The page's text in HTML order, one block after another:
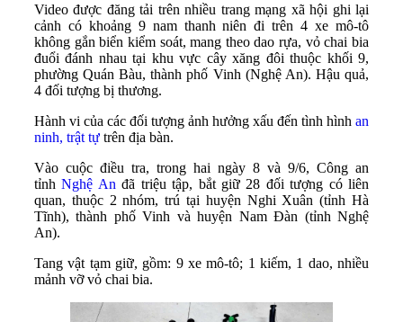
Video được đăng tải trên nhiều trang mạng xã hội ghi lại
cảnh có khoảng 9 nam thanh niên đi trên 4 xe mô-tô
không gắn biển kiểm soát, mang theo dao rựa, vỏ chai bia
đuổi đánh nhau tại khu vực cây xăng đôi thuộc khối 9,
phường Quán Bàu, thành phố Vinh (Nghệ An). Hậu quả,
4 đối tượng bị thương.
Hành vi của các đối tượng ảnh hưởng xấu đến tình hình an
ninh, trật tự trên địa bàn.
Vào cuộc điều tra, trong hai ngày 8 và 9/6, Công an
tỉnhNghệ An đã triệu tập, bắt giữ 28 đối tượng có liên
quan, thuộc 2 nhóm, trú tại huyện Nghi Xuân (tỉnh Hà
Tĩnh), thành phố Vinh và huyện Nam Đàn (tỉnh Nghệ
An).
Tang vật tạm giữ, gồm: 9 xe mô-tô; 1 kiếm, 1 dao, nhiều
mảnh vỡ vỏ chai bia.